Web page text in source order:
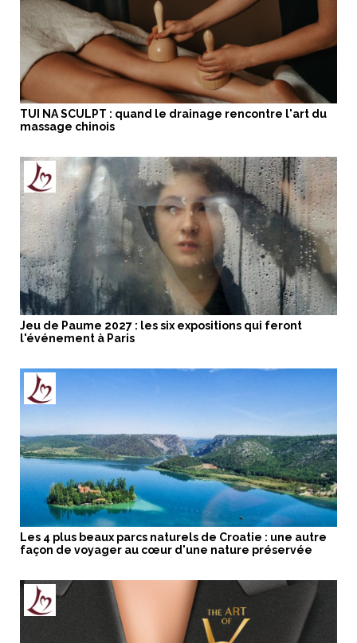
TUI NA SCULPT : quand le drainage rencontre l'art du
massage chinois
Jeu de Paume 2027 : les six expositions qui feront
l'événement à Paris
Les 4 plus beaux parcs naturels de Croatie : une autre
façon de voyager au cœur d'une nature préservée